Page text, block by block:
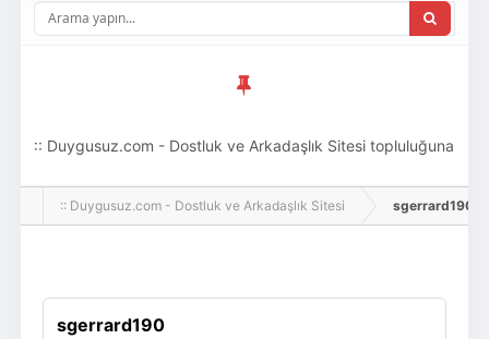
:: Duygusuz.com - Dostluk ve Arkadaşlık Sitesi topluluğuna
hoş geldin ziyaretçi! Aramıza katılmak istersen kayıt
:: Duygusuz.com - Dostluk ve Arkadaşlık Sitesi sgerrard190,
sgerrard190